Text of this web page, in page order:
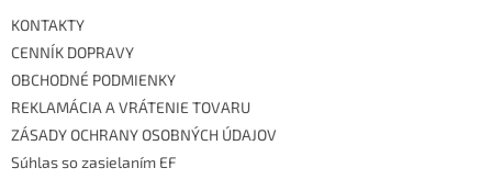
KONTAKTY
CENNÍK DOPRAVY
OBCHODNÉ PODMIENKY
REKLAMÁCIA A VRÁTENIE TOVARU
ZÁSADY OCHRANY OSOBNÝCH ÚDAJOV
Súhlas so zasielaním EF